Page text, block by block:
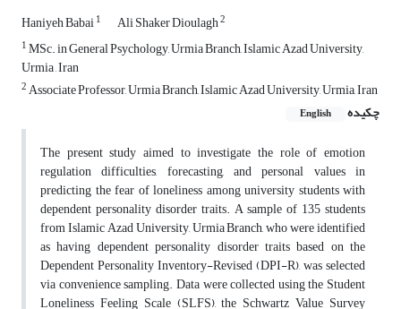
Haniyeh Babai1 Ali Shaker Dioulagh2
1MSc. in General Psychology, Urmia Branch, Islamic Azad University,
Urmia , Iran
2Associate Professor, Urmia Branch, Islamic Azad University, Urmia, Iran
چکیده
English
The present study aimed to investigate the role of emotion
regulation difficulties, forecasting, and personal values in
predicting the fear of loneliness among university students with
dependent personality disorder traits. A sample of 135 students
from Islamic Azad University, Urmia Branch, who were identified
as having dependent personality disorder traits based on the
Dependent Personality Inventory-Revised (DPI-R), was selected
via convenience sampling. Data were collected using the Student
Loneliness Feeling Scale (SLFS), the Schwartz Value Survey